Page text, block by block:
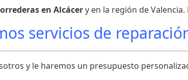
en Alcácery en la región de
servicios de
y le haremos un presupuesto